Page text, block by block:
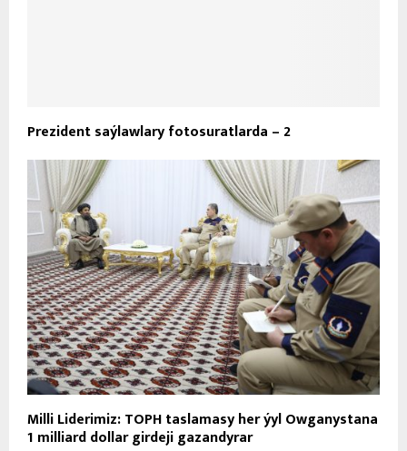
Prezident saýlawlary fotosuratlarda – 2
Milli Liderimiz: TOPH taslamasy her ýyl Owganystana
1 milliard dollar girdeji gazandyrar